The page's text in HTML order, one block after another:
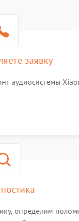
заявку
аудиосистемы
определим